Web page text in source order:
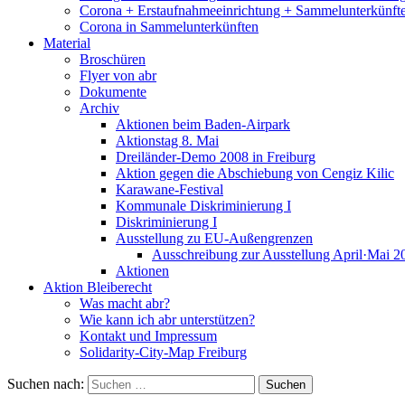
Corona + Erstaufnahmeeinrichtung +
Corona in Sammelunterkünften
Material
Broschüren
Flyer von abr
Dokumente
Archiv
Aktionen beim Baden-Airpark
Aktionstag 8. Mai
Dreiländer-Demo 2008 in Freiburg
Aktion gegen die Abschiebung von Cengiz Kilic
Karawane-Festival
Kommunale Diskriminierung I
Diskriminierung I
Ausstellung zu EU-Außengrenzen
Ausschreibung zur Ausstellung April·Mai
Aktionen
Aktion Bleiberecht
Was macht abr?
Wie kann ich abr unterstützen?
Kontakt und Impressum
Solidarity-City-Map Freiburg
Suchen nach: